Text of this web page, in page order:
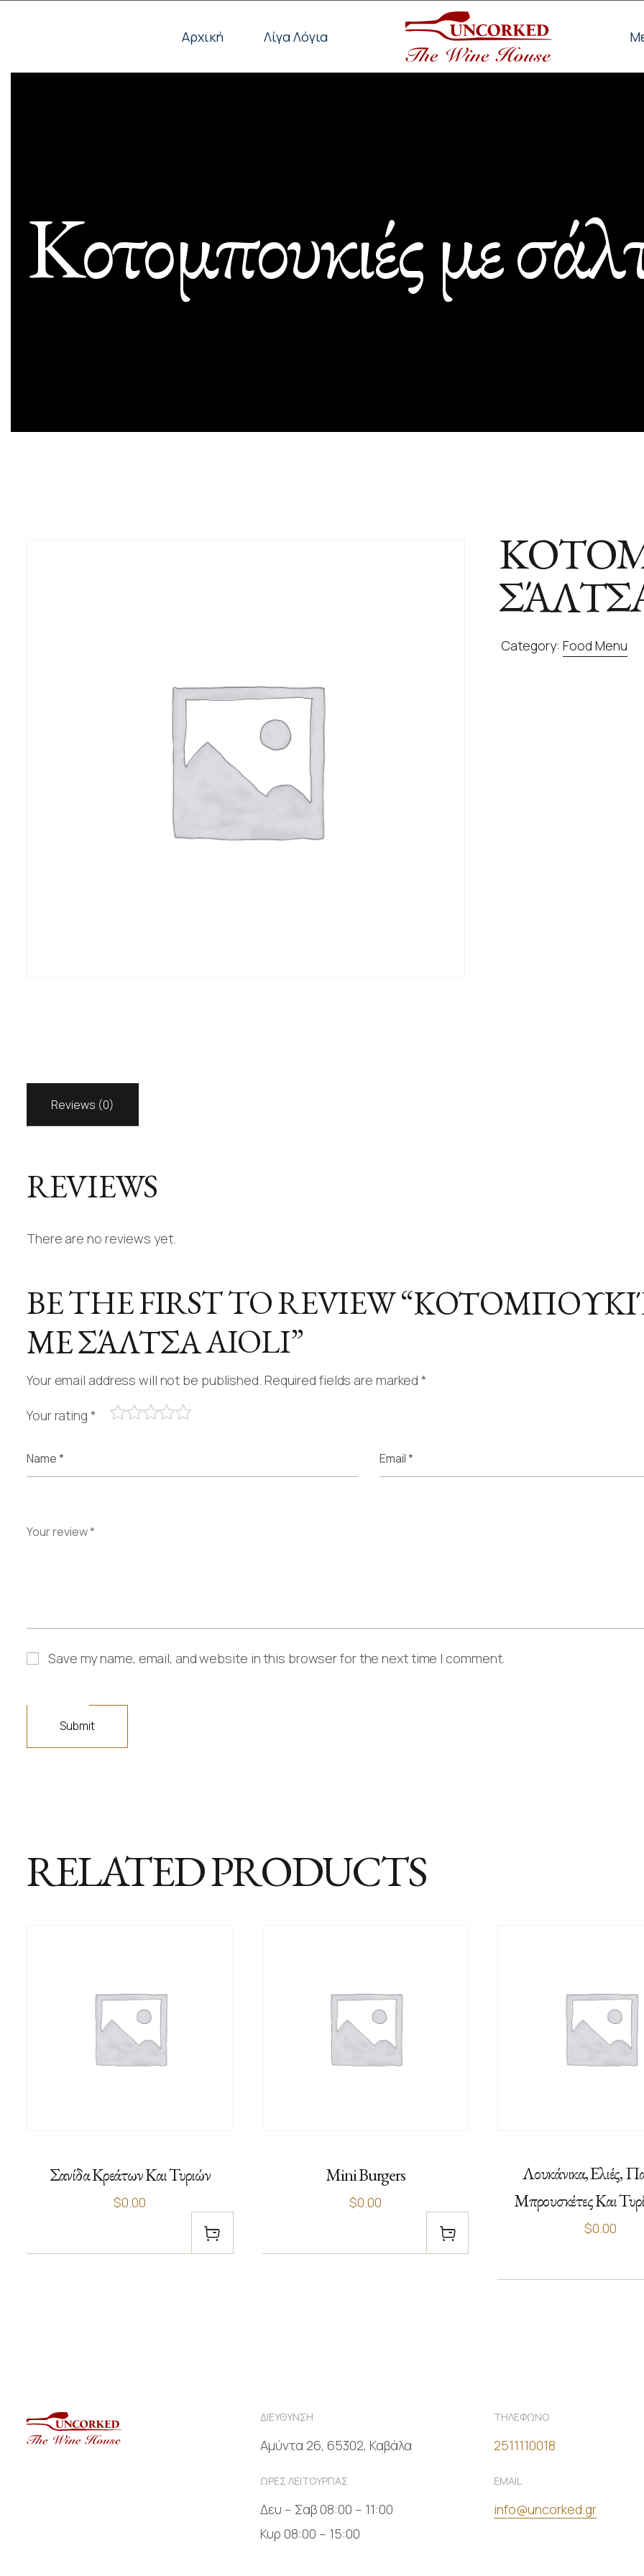
Αρχική Λίγα Λόγια
Κοτομπουκιές με
Category:Food Menu
Reviews (0)
REVIEWS
There are no reviews yet.
BE THE FIRST TO REVIEW
ΜΕ ΣΆΛΤΣΑ AIOLI”
Your email address will not be published. Required fields are marked*
Your rating *
Save my name, email, and website in this browser for the next time I comment.
RELATED PRODUCTS
Σανίδα Κρεάτων Και Τυριών
$0.00
Mini Burgers
$0.00
Λουκάνικα, Ελιές,
Μπρουσκέτες Και
$0.00
ΔΙΕΥΘΥΝΣΗ
Αμύντα 26, 65302, Καβάλα
ΩΡΕΣ ΛΕΙΤΟΥΡΓΙΑΣ
Δευ – Σαβ 08:00 – 11:00
Κυρ 08:00 – 15:00
ΤΗΛΕΦΩΝΟ
2511110018
EMAIL
info@uncorked.gr